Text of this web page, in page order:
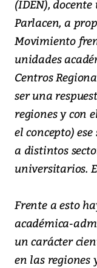
(IDEN),
Parlacen, a
Movimiento
unidades
Centros
ser una
regiones y con
el concepto)
a distintos
universitarios.
Frente a esto
académica-
un carácter
en las regiones